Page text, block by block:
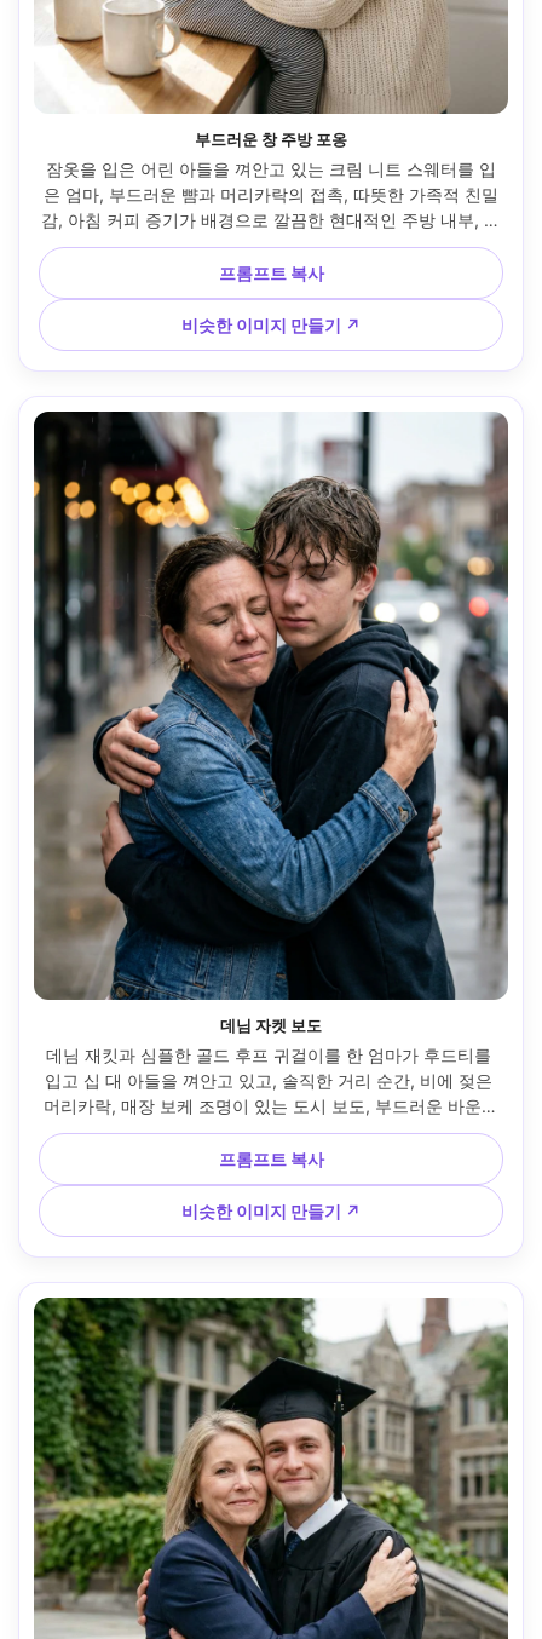
부드러운 창 주방 포옹
잠옷을 입은 어린 아들을 껴안고 있는 크림 니트 스웨터를 입
은 엄마, 부드러운 뺨과 머리카락의 접촉, 따뜻한 가족적 친밀
감, 아침 커피 증기가 배경으로 깔끔한 현대적인 주방 내부, 카
메라 왼쪽에서 나오는 부드러운 창문 빛, Canon EOS R5,
85mm f/1.4, 얕은 피사계 깊이, 반체 프레임, 어깨 주위에 손
이 보이며, 자연스러운 피부 질감과 미묘한 날아가는 머리카
락, 편집 색상 등급, 고해상도, 선명한 초점, 사실적인 그림자 -
-ar 4:5
프롬프트 복사
비슷한 이미지 만들기 ↗
데님 자켓 보도
데님 재킷과 심플한 골드 후프 귀걸이를 한 엄마가 후드티를
입고 십 대 아들을 껴안고 있고, 솔직한 거리 순간, 비에 젖은
머리카락, 매장 보케 조명이 있는 도시 보도, 부드러운 바운스
가 있는 흐린 낮빛, Sony A7IV, 50mm f/1.8, 눈높이 각도, 3/4
초상화, 감정적 안도감, 사실적인 피부 디테일, 영화 같은 대비,
눈과 손에 대한 선명한 초점 --ar 4:5
프롬프트 복사
비슷한 이미지 만들기 ↗